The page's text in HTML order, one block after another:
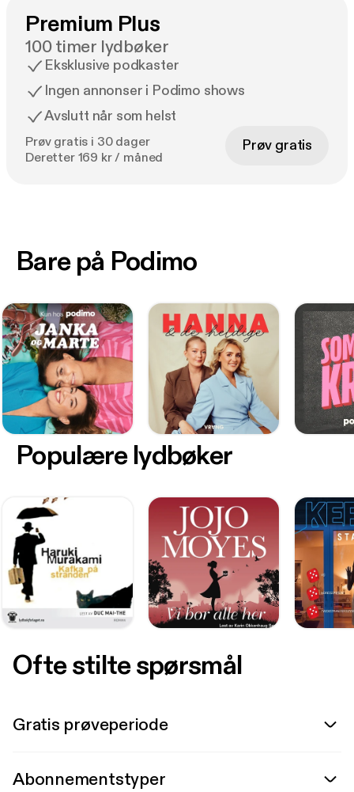
Premium Plus
100 timer lydbøker
Eksklusive podkaster
Ingen annonser i Podimo shows
Avslutt når som helst
Prøv gratis i 30 dager
Deretter 169 kr / måned
Prøv gratis
Bare på Podimo
Populære lydbøker
Ofte stilte spørsmål
Gratis prøveperiode
Abonnementstyper